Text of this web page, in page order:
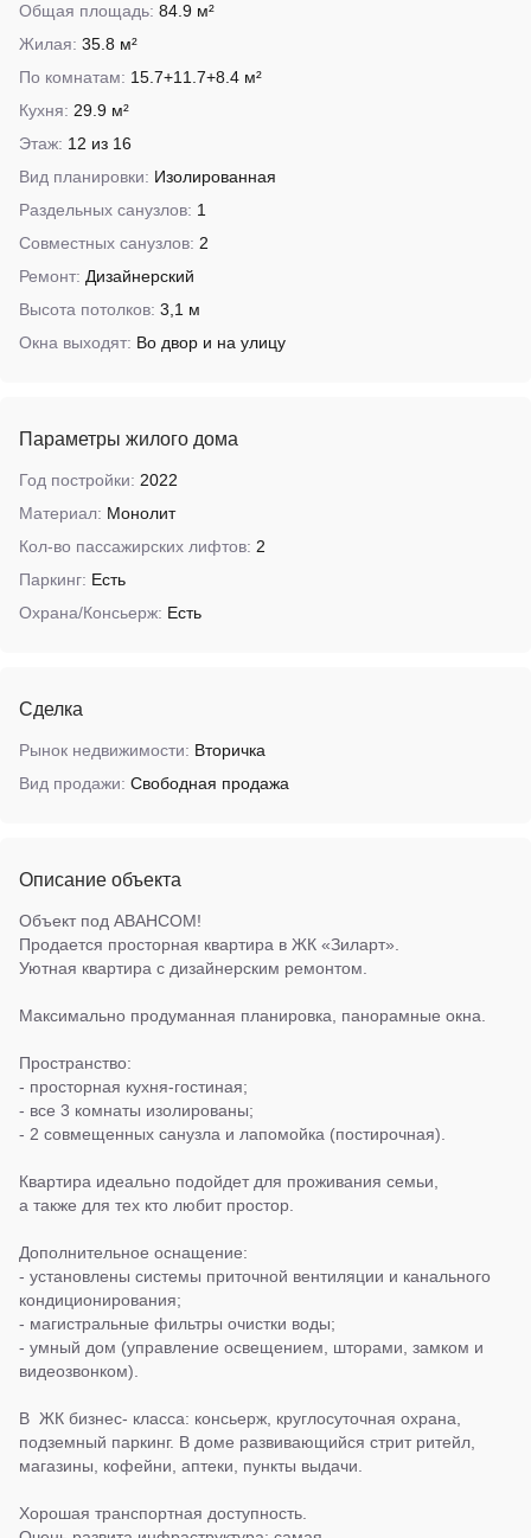
Общая площадь: 84.9 м²
Жилая: 35.8 м²
По комнатам: 15.7+11.7+8.4 м²
Кухня: 29.9 м²
Этаж: 12 из 16
Вид планировки: Изолированная
Раздельных санузлов: 1
Совместных санузлов: 2
Ремонт: Дизайнерский
Высота потолков: 3,1 м
Окна выходят: Во двор и на улицу
Параметры жилого дома
Год постройки: 2022
Материал: Монолит
Кол-во пассажирских лифтов: 2
Паркинг: Есть
Охрана/Консьерж: Есть
Сделка
Рынок недвижимости: Вторичка
Вид продажи: Свободная продажа
Описание объекта
Объект под АВАНСОМ!
Продается просторная квартира в ЖК «Зиларт».
Уютная квартира с дизайнерским ремонтом.
Максимально продуманная планировка, панорамные окна.
Пространство:
- просторная кухня-гостиная;
- все 3 комнаты изолированы;
- 2 совмещенных санузла и лапомойка (постирочная).
Квартира идеально подойдет для проживания семьи,
а также для тех кто любит простор.
Дополнительное оснащение:
- установлены системы приточной вентиляции и канального
кондиционирования;
- магистральные фильтры очистки воды;
- умный дом (управление освещением, шторами, замком и
видеозвонком).
В ЖК бизнес- класса: консьерж, круглосуточная охрана,
подземный паркинг. В доме развивающийся стрит ритейл,
магазины, кофейни, аптеки, пункты выдачи.
Хорошая транспортная доступность.